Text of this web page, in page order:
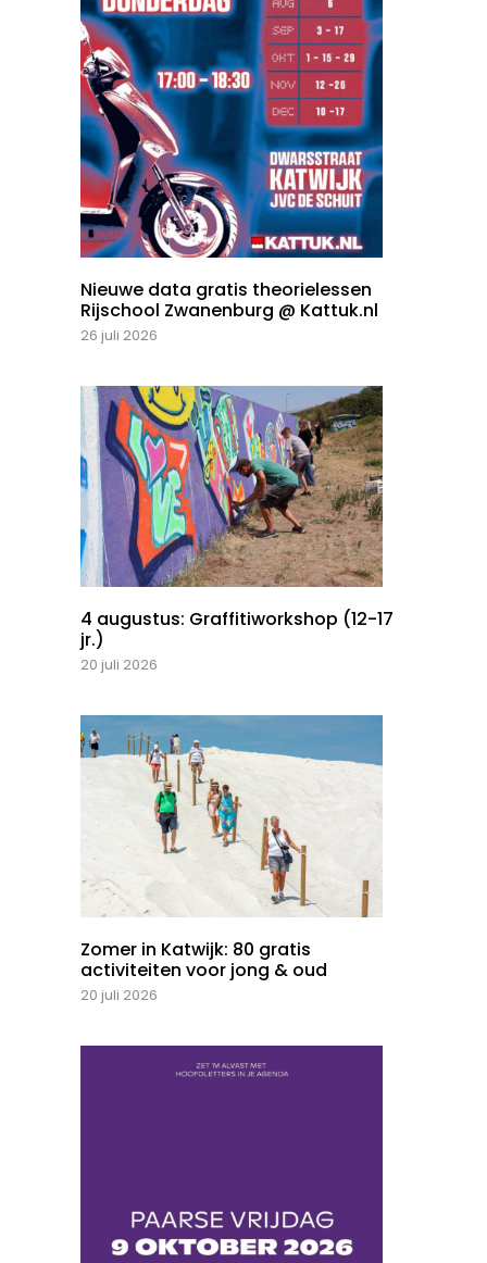
Nieuwe data gratis theorielessen
Rijschool Zwanenburg @ Kattuk.nl
26 juli 2026
4 augustus: Graffitiworkshop (12-17
jr.)
20 juli 2026
Zomer in Katwijk: 80 gratis
activiteiten voor jong & oud
20 juli 2026